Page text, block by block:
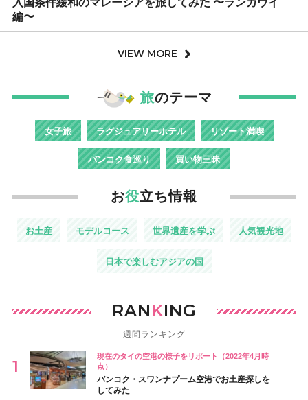
入国条件緩和のマレーシアを旅してみた 〜ランカウイ
編〜
VIEW MORE
旅のテーマ
女子旅 ラグジュアリーホテル リゾート満喫
バンコク食巡り 買い物三昧
お役立ち情報
お土産 モデルコース 世界遺産を学ぶ 人気観光地
日本で楽しむアジアの国
RANKING
週間ランキング
現在のタイの空港の様子をリポート（2022年4月時
点）
バンコク・スワンナプーム空港でお土産探しを
してみた